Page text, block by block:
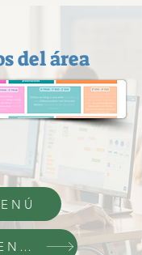
del área
SIGUIENTE